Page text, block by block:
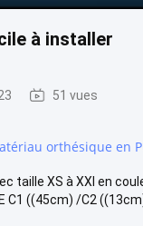
à installer
51 vues
orthésique en
taille XS à XXl en
((45cm) /C2 ((13cm)